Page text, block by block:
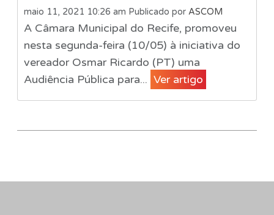
maio 11, 2021 10:26 am Publicado por ASCOM
A Câmara Municipal do Recife, promoveu
nesta segunda-feira (10/05) à iniciativa do
vereador Osmar Ricardo (PT) uma
Audiência Pública para... Ver artigo